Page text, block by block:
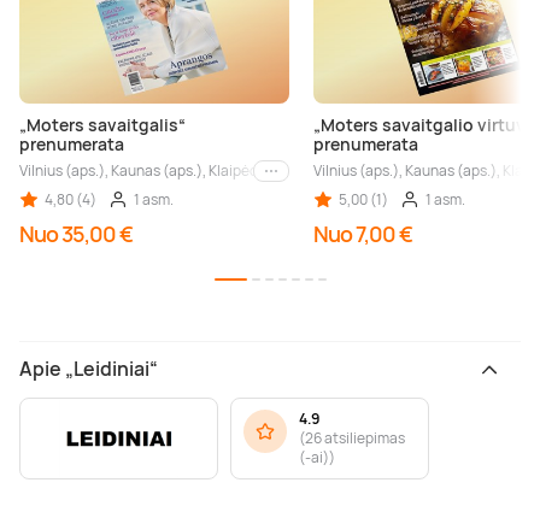
„Moters savaitgalis“
prenumerata
Vilnius (aps.), Kaunas (aps.), Klaipėda (aps.), Palanga (aps.), Nida (aps.),
Kiti miestai
4,80 (4)
1 asm.
Nuo 35,00 €
„Moters savaitgalio
prenumerata
Vilnius (aps.), Kaunas (aps.),
5,00 (1)
1 asm.
Nuo 7,00 €
Apie „Leidiniai“
4.9
(26 atsiliepimas
(-ai))